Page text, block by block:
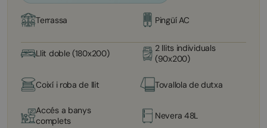
Terrassa Pingüí AC
Llit doble (180x200)
2 llits individuals
(90x200)
Coixí i roba de llit Tovallola de dutxa
Accés a banys
complets
Nevera 48L